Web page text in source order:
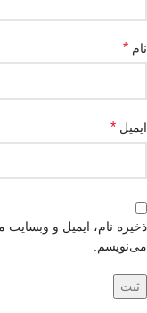
نام *
ایمیل *
ذخیره نام، ایمیل و
می‌نویسم.